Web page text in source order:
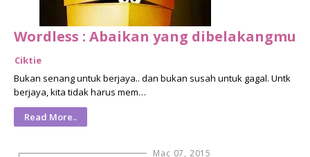
Wordless : Abaikan yang dibelakangmu
Ciktie
Bukan senang untuk berjaya.. dan bukan susah untuk gagal. Untk
berjaya, kita tidak harus mem…
Read More..
Mac 07, 2015